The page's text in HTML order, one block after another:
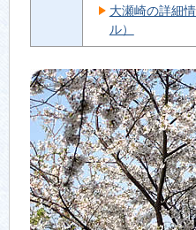
大瀬崎の詳細
ル）